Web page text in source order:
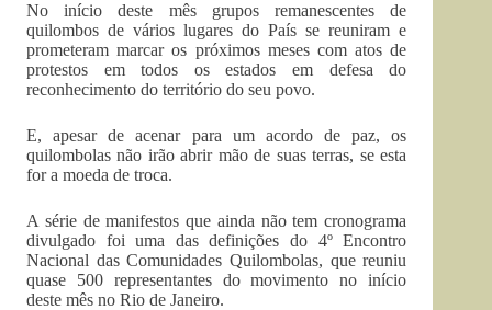
No início deste mês grupos remanescentes de
quilombos de vários lugares do País se reuniram e
prometeram marcar os próximos meses com atos de
protestos em todos os estados em defesa do
reconhecimento do território do seu povo.
E, apesar de acenar para um acordo de paz, os
quilombolas não irão abrir mão de suas terras, se esta
for a moeda de troca.
A série de manifestos que ainda não tem cronograma
divulgado foi uma das definições do 4º Encontro
Nacional das Comunidades Quilombolas, que reuniu
quase 500 representantes do movimento no início
deste mês no Rio de Janeiro.